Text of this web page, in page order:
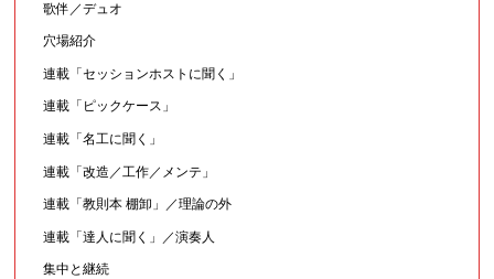
歌伴／デュオ
穴場紹介
連載「セッションホストに聞く」
連載「ピックケース」
連載「名工に聞く」
連載「改造／工作／メンテ」
連載「教則本 棚卸」／理論の外
連載「達人に聞く」／演奏人
集中と継続